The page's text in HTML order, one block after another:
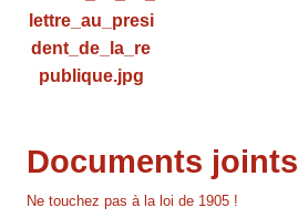
Documents joints
Ne touchez pas à la loi de 1905 !